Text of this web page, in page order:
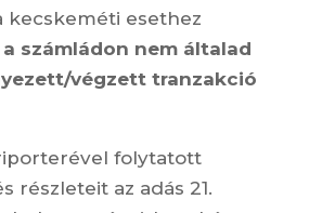
kecskeméti esethez
a számládon nem általad
végzett tranzakció
folytatott
részleteit az adás 21.